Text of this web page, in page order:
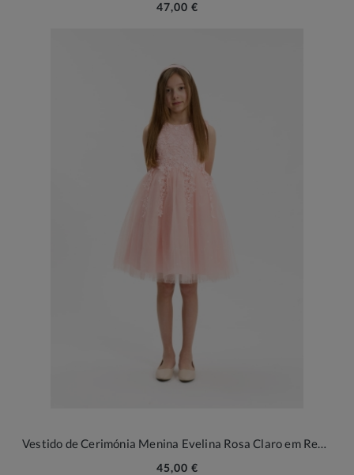
47,00 €
Vestido de Cerimónia Menina Evelina Rosa Claro em Renda e Tule
45,00 €